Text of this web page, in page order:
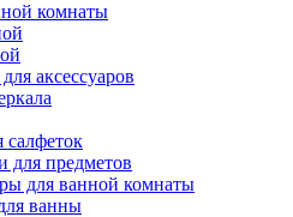
комнаты
аксессуаров
салфеток
для предметов
для ванной комнаты
ванны